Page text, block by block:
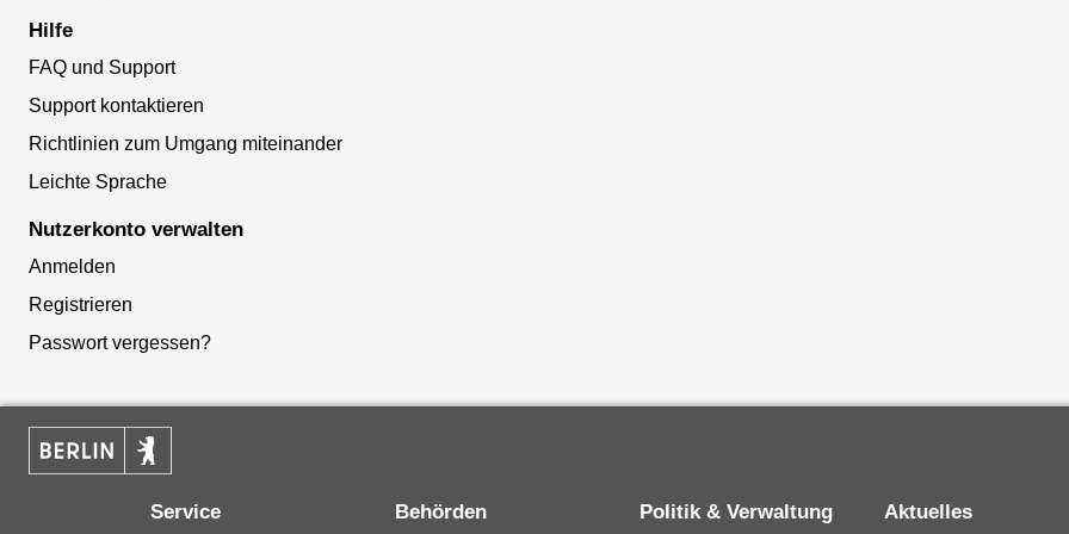
Hilfe
FAQ und Support
Support kontaktieren
Richtlinien zum Umgang miteinander
Leichte Sprache
Nutzerkonto verwalten
Anmelden
Registrieren
Passwort vergessen?
Service Behörden Politik & Verwaltung Aktuelles